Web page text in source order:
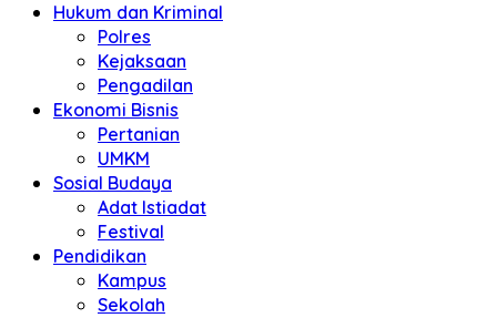
Hukum dan Kriminal
Polres
Kejaksaan
Pengadilan
Ekonomi Bisnis
Pertanian
UMKM
Sosial Budaya
Adat Istiadat
Festival
Pendidikan
Kampus
Sekolah